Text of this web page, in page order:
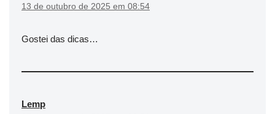
13 de outubro de 2025 em 08:54
Gostei das dicas…
Lemp